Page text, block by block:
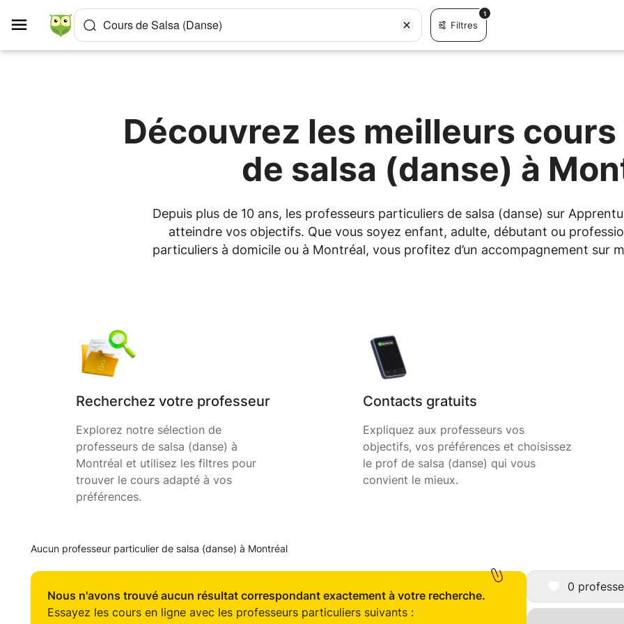
Cours de Salsa (Danse) Filtres
1
Découvrez les meilleurs
de salsa (danse) à
Depuis plus de 10 ans, les professeurs particuliers de salsa (danse) sur
atteindre vos objectifs. Que vous soyez enfant, adulte, débutant ou
particuliers à domicile ou à Montréal, vous profitez d’un accompagnement sur
Recherchez votre professeur
Explorez notre sélection de
professeurs de salsa (danse) à
Montréal et utilisez les filtres pour
trouver le cours adapté à vos
préférences.
Contacts gratuits
Expliquez aux professeurs vos
objectifs, vos préférences et choisissez
le prof de salsa (danse) qui vous
convient le mieux.
0
Aucun professeur particulier de salsa (danse) à Montréal
Nous n'avons trouvé aucun résultat correspondant exactement à votre recherche.
Essayez les cours en ligne avec les professeurs particuliers suivants :